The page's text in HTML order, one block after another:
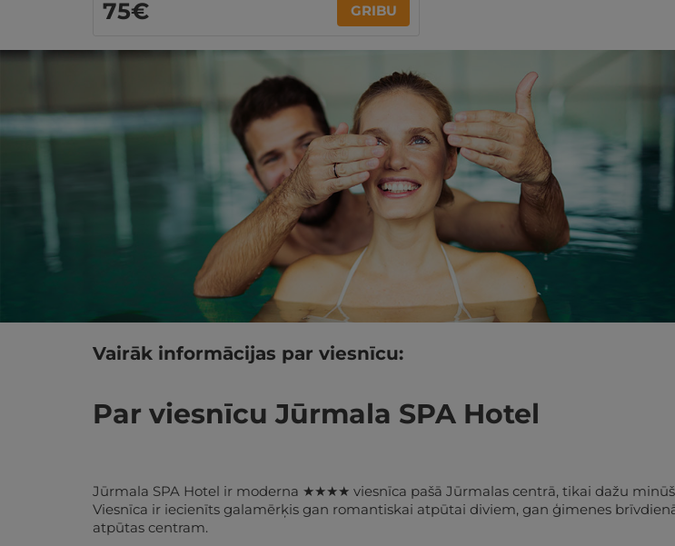
75€ GRIBU
Vairāk informācijas par viesnīcu:
Par viesnīcu Jūrmala SPA Hotel
Jūrmala SPA Hotel ir moderna ★★★★ viesnīca pašā Jūrmalas centrā, tikai dažu
Viesnīca ir iecienīts galamērķis gan romantiskai atpūtai diviem, gan ģimenes
atpūtas centram.